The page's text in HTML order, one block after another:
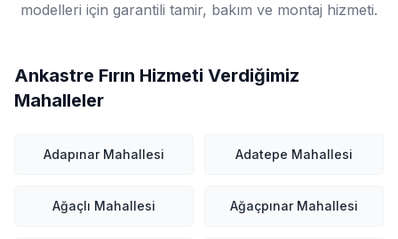
modelleri için garantili tamir, bakım ve montaj hizmeti.
Ankastre Fırın Hizmeti Verdiğimiz
Mahalleler
Adapınar Mahallesi Adatepe Mahallesi
Ağaçlı Mahallesi Ağaçpınar Mahallesi